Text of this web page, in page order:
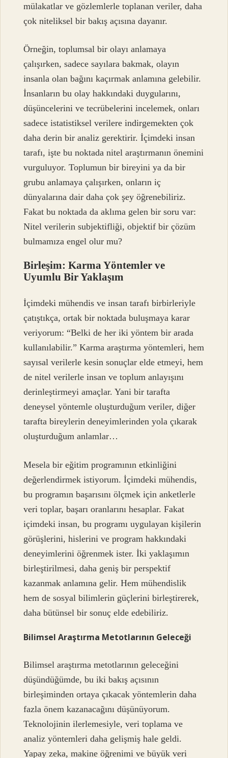
mülakatlar ve gözlemlerle toplanan veriler, daha
çok niteliksel bir bakış açısına dayanır.
Örneğin, toplumsal bir olayı anlamaya
çalışırken, sadece sayılara bakmak, olayın
insanla olan bağını kaçırmak anlamına gelebilir.
İnsanların bu olay hakkındaki duygularını,
düşüncelerini ve tecrübelerini incelemek, onları
sadece istatistiksel verilere indirgemekten çok
daha derin bir analiz gerektirir. İçimdeki insan
tarafı, işte bu noktada nitel araştırmanın önemini
vurguluyor. Toplumun bir bireyini ya da bir
grubu anlamaya çalışırken, onların iç
dünyalarına dair daha çok şey öğrenebiliriz.
Fakat bu noktada da aklıma gelen bir soru var:
Nitel verilerin subjektifliği, objektif bir çözüm
bulmamıza engel olur mu?
Birleşim: Karma Yöntemler ve
Uyumlu Bir Yaklaşım
İçimdeki mühendis ve insan tarafı birbirleriyle
çatıştıkça, ortak bir noktada buluşmaya karar
veriyorum: “Belki de her iki yöntem bir arada
kullanılabilir.” Karma araştırma yöntemleri, hem
sayısal verilerle kesin sonuçlar elde etmeyi, hem
de nitel verilerle insan ve toplum anlayışını
derinleştirmeyi amaçlar. Yani bir tarafta
deneysel yöntemle oluşturduğum veriler, diğer
tarafta bireylerin deneyimlerinden yola çıkarak
oluşturduğum anlamlar…
Mesela bir eğitim programının etkinliğini
değerlendirmek istiyorum. İçimdeki mühendis,
bu programın başarısını ölçmek için anketlerle
veri toplar, başarı oranlarını hesaplar. Fakat
içimdeki insan, bu programı uygulayan kişilerin
görüşlerini, hislerini ve program hakkındaki
deneyimlerini öğrenmek ister. İki yaklaşımın
birleştirilmesi, daha geniş bir perspektif
kazanmak anlamına gelir. Hem mühendislik
hem de sosyal bilimlerin güçlerini birleştirerek,
daha bütünsel bir sonuç elde edebiliriz.
Bilimsel Araştırma Metotlarının Geleceği
Bilimsel araştırma metotlarının geleceğini
düşündüğümde, bu iki bakış açısının
birleşiminden ortaya çıkacak yöntemlerin daha
fazla önem kazanacağını düşünüyorum.
Teknolojinin ilerlemesiyle, veri toplama ve
analiz yöntemleri daha gelişmiş hale geldi.
Yapay zeka, makine öğrenimi ve büyük veri